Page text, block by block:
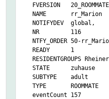
FVERSION
NAME rr_Marion
NOTIFYDEV global,
NR 116
NTFY_ORDER 50-
READY 1
RESIDENTGROUPS
STATE zuhause
SUBTYPE adult
TYPE ROOMMATE
eventCount 157